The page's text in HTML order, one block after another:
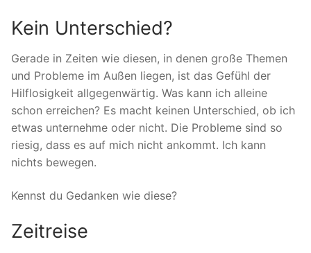
Kein Unterschied?
Gerade in Zeiten wie diesen, in denen große Themen
und Probleme im Außen liegen, ist das Gefühl der
Hilflosigkeit allgegenwärtig. Was kann ich alleine
schon erreichen? Es macht keinen Unterschied, ob ich
etwas unternehme oder nicht. Die Probleme sind so
riesig, dass es auf mich nicht ankommt. Ich kann
nichts bewegen.
Kennst du Gedanken wie diese?
Zeitreise